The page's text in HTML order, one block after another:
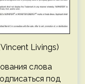
Livings)
слова
под